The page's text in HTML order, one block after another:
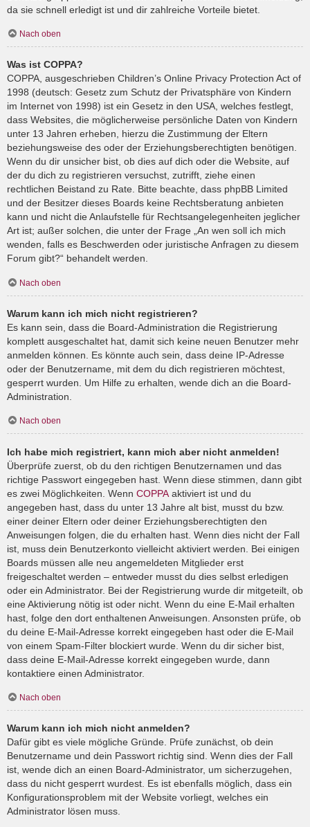
da sie schnell erledigt ist und dir zahlreiche Vorteile bietet.
Nach oben
Was ist COPPA?
COPPA, ausgeschrieben Children’s Online Privacy Protection Act of
1998 (deutsch: Gesetz zum Schutz der Privatsphäre von Kindern
im Internet von 1998) ist ein Gesetz in den USA, welches festlegt,
dass Websites, die möglicherweise persönliche Daten von Kindern
unter 13 Jahren erheben, hierzu die Zustimmung der Eltern
beziehungsweise des oder der Erziehungsberechtigten benötigen.
Wenn du dir unsicher bist, ob dies auf dich oder die Website, auf
der du dich zu registrieren versuchst, zutrifft, ziehe einen
rechtlichen Beistand zu Rate. Bitte beachte, dass phpBB Limited
und der Besitzer dieses Boards keine Rechtsberatung anbieten
kann und nicht die Anlaufstelle für Rechtsangelegenheiten jeglicher
Art ist; außer solchen, die unter der Frage „An wen soll ich mich
wenden, falls es Beschwerden oder juristische Anfragen zu diesem
Forum gibt?“ behandelt werden.
Nach oben
Warum kann ich mich nicht registrieren?
Es kann sein, dass die Board-Administration die Registrierung
komplett ausgeschaltet hat, damit sich keine neuen Benutzer mehr
anmelden können. Es könnte auch sein, dass deine IP-Adresse
oder der Benutzername, mit dem du dich registrieren möchtest,
gesperrt wurden. Um Hilfe zu erhalten, wende dich an die Board-
Administration.
Nach oben
Ich habe mich registriert, kann mich aber nicht anmelden!
Überprüfe zuerst, ob du den richtigen Benutzernamen und das
richtige Passwort eingegeben hast. Wenn diese stimmen, dann gibt
es zwei Möglichkeiten. Wenn COPPA aktiviert ist und du
angegeben hast, dass du unter 13 Jahre alt bist, musst du bzw.
einer deiner Eltern oder deiner Erziehungsberechtigten den
Anweisungen folgen, die du erhalten hast. Wenn dies nicht der Fall
ist, muss dein Benutzerkonto vielleicht aktiviert werden. Bei einigen
Boards müssen alle neu angemeldeten Mitglieder erst
freigeschaltet werden – entweder musst du dies selbst erledigen
oder ein Administrator. Bei der Registrierung wurde dir mitgeteilt, ob
eine Aktivierung nötig ist oder nicht. Wenn du eine E-Mail erhalten
hast, folge den dort enthaltenen Anweisungen. Ansonsten prüfe, ob
du deine E-Mail-Adresse korrekt eingegeben hast oder die E-Mail
von einem Spam-Filter blockiert wurde. Wenn du dir sicher bist,
dass deine E-Mail-Adresse korrekt eingegeben wurde, dann
kontaktiere einen Administrator.
Nach oben
Warum kann ich mich nicht anmelden?
Dafür gibt es viele mögliche Gründe. Prüfe zunächst, ob dein
Benutzername und dein Passwort richtig sind. Wenn dies der Fall
ist, wende dich an einen Board-Administrator, um sicherzugehen,
dass du nicht gesperrt wurdest. Es ist ebenfalls möglich, dass ein
Konfigurationsproblem mit der Website vorliegt, welches ein
Administrator lösen muss.